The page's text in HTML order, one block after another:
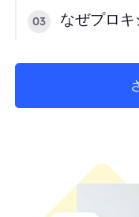
03 なぜプロ